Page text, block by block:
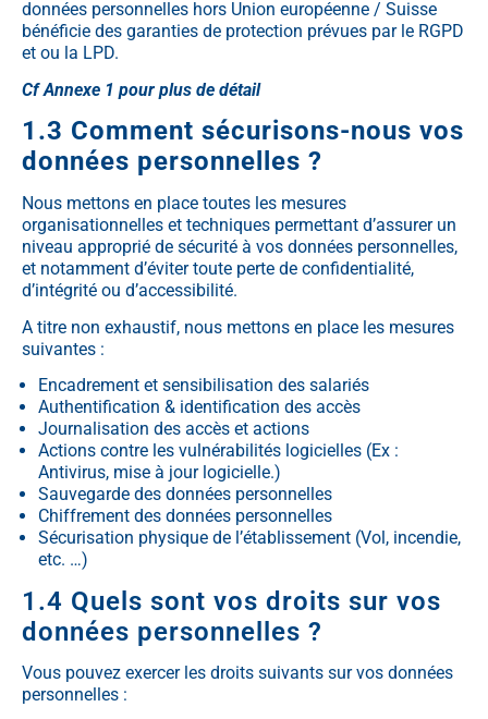
données personnelles hors Union européenne / Suisse
bénéficie des garanties de protection prévues par le RGPD
et ou la LPD.
Cf Annexe 1 pour plus de détail
1.3 Comment sécurisons-nous vos
données personnelles ?
Nous mettons en place toutes les mesures
organisationnelles et techniques permettant d’assurer un
niveau approprié de sécurité à vos données personnelles,
et notamment d’éviter toute perte de confidentialité,
d’intégrité ou d’accessibilité.
A titre non exhaustif, nous mettons en place les mesures
suivantes :
Encadrement et sensibilisation des salariés
Authentification & identification des accès
Journalisation des accès et actions
Actions contre les vulnérabilités logicielles (Ex :
Antivirus, mise à jour logicielle.)
Sauvegarde des données personnelles
Chiffrement des données personnelles
Sécurisation physique de l’établissement (Vol, incendie,
etc. …)
1.4 Quels sont vos droits sur vos
données personnelles ?
Vous pouvez exercer les droits suivants sur vos données
personnelles :